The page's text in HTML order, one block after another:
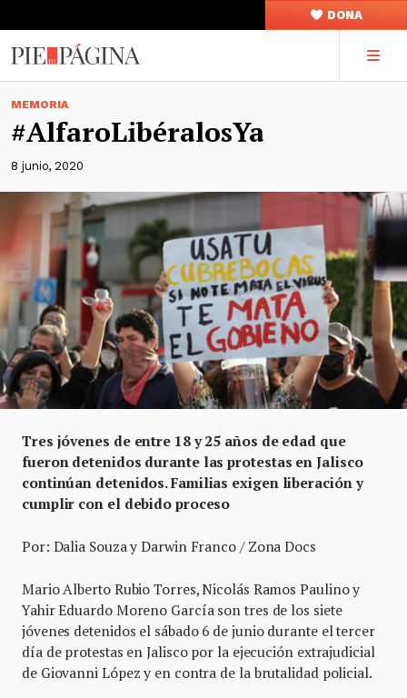
DONA
MEMORIA
#AlfaroLibéralosYa
8 junio, 2020
Tres jóvenes de entre 18 y 25 años de edad que
fueron detenidos durante las protestas en Jalisco
continúan detenidos. Familias exigen liberación y
cumplir con el debido proceso
Por: Dalia Souza y Darwin Franco / Zona Docs
Mario Alberto Rubio Torres, Nicolás Ramos Paulino y
Yahir Eduardo Moreno García son tres de los siete
jóvenes detenidos el sábado 6 de junio durante el tercer
día de protestas en Jalisco por la ejecución extrajudicial
de Giovanni López y en contra de la brutalidad policial.